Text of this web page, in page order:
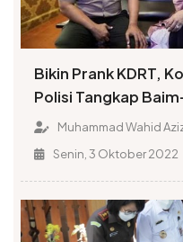
Bikin Prank KDRT,
Polisi Tangkap
Muhammad Wahid
Senin, 3 Oktober 2022